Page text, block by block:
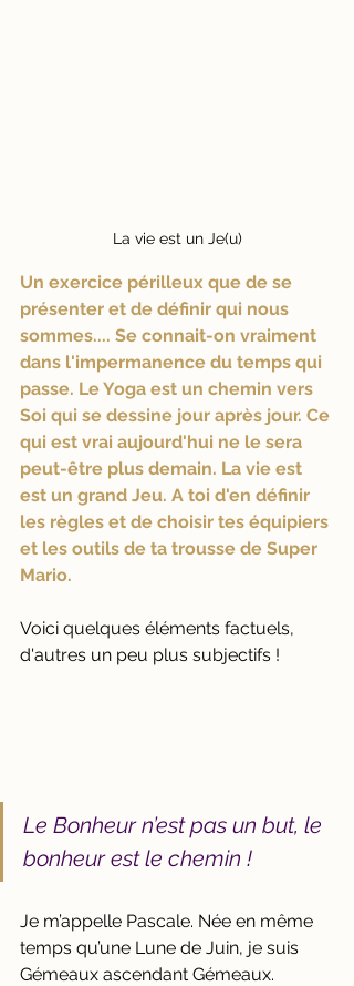
La vie est un Je(u)
Un exercice périlleux que de se
présenter et de définir qui nous
sommes.... Se connait-on vraiment
dans l'impermanence du temps qui
passe. Le Yoga est un chemin vers
Soi qui se dessine jour après jour. Ce
qui est vrai aujourd'hui ne le sera
peut-être plus demain. La vie est
est un grand Jeu. A toi d'en définir
les règles et de choisir tes équipiers
et les outils de ta trousse de Super
Mario.
Voici quelques éléments factuels,
d'autres un peu plus subjectifs !
Le Bonheur n’est pas un but, le
bonheur est le chemin !
Je m’appelle Pascale. Née en même
temps qu’une Lune de Juin, je suis
Gémeaux ascendant Gémeaux.